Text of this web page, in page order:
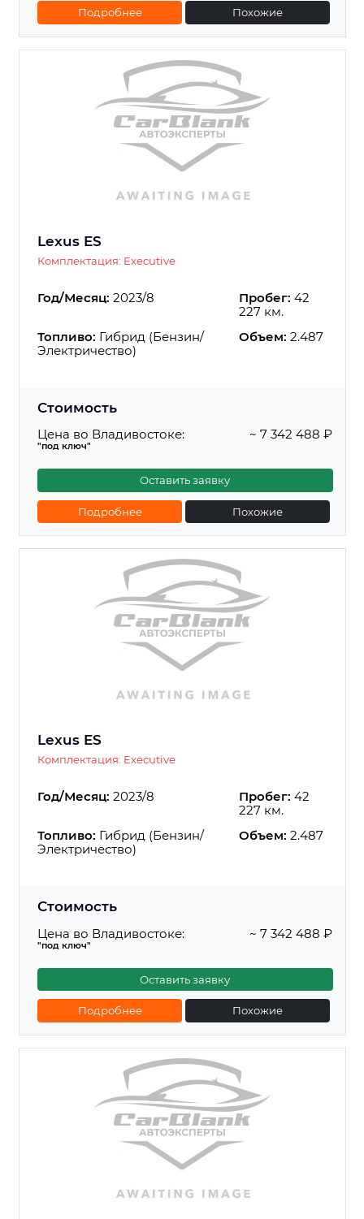
Подробнее Похожие
Lexus ES
Комплектация: Executive
Год/Месяц: 2023/8 Пробег: 42
227 км.
Топливо: Гибрид (Бензин/
Электричество)
Объем: 2.487
Стоимость
Цена во Владивостоке:
"под ключ"
~ 7 342 488 ₽
Оставить заявку
Подробнее Похожие
Lexus ES
Комплектация: Executive
Год/Месяц: 2023/8 Пробег: 42
227 км.
Топливо: Гибрид (Бензин/
Электричество)
Объем: 2.487
Стоимость
Цена во Владивостоке:
"под ключ"
~ 7 342 488 ₽
Оставить заявку
Подробнее Похожие